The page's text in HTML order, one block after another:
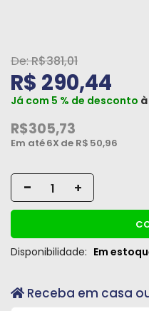
R$381,01
R$ 290,44
Já com 5 % de desconto
R$305,73
Em até6X de R$ 50,96
- +
Disponibilidade: Em
Receba em casa